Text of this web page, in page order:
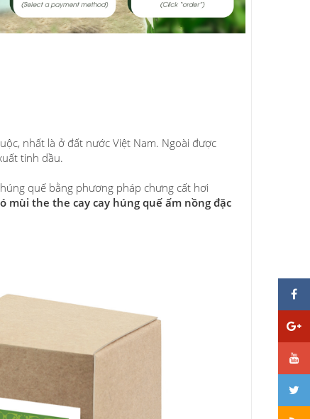
nhất là ở đất nước Việt Nam. Ngoài được
tinh dầu.
quế bằng phương pháp chưng cất hơi
mùi the the cay cay húng quế ấm nồng đặc